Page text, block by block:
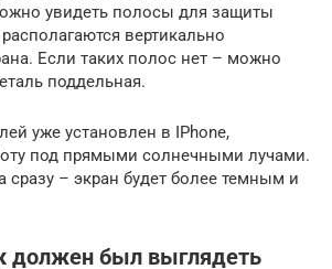
увидеть полосы для защиты
вертикально
Если таких полос нет – можно
поддельная.
уже установлен в IPhone,
под прямыми солнечными лучами.
сразу – экран будет более темным и
должен был выглядеть